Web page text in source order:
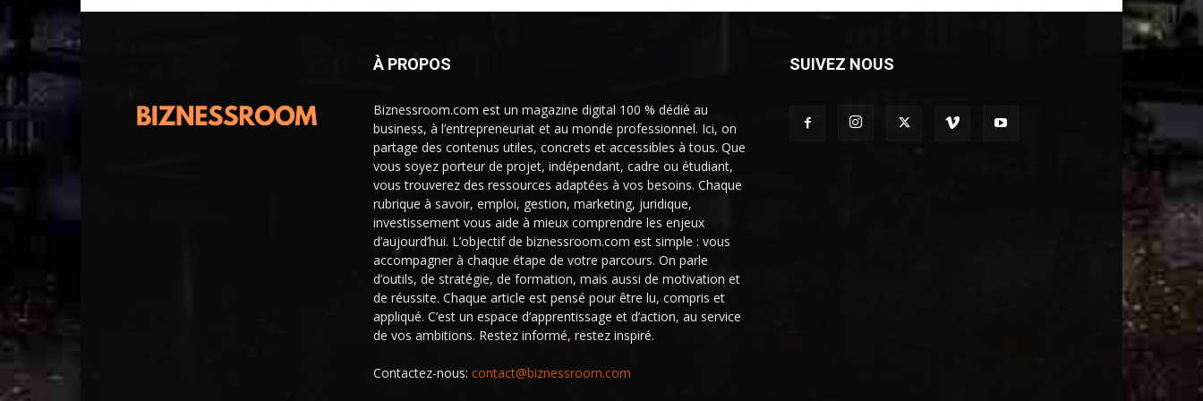
À PROPOS
Biznessroom.com est un magazine digital 100 % dédié au
business, à l’entrepreneuriat et au monde professionnel. Ici, on
partage des contenus utiles, concrets et accessibles à tous. Que
vous soyez porteur de projet, indépendant, cadre ou étudiant,
vous trouverez des ressources adaptées à vos besoins. Chaque
rubrique à savoir, emploi, gestion, marketing, juridique,
investissement vous aide à mieux comprendre les enjeux
d’aujourd’hui. L’objectif de biznessroom.com est simple : vous
accompagner à chaque étape de votre parcours. On parle
d’outils, de stratégie, de formation, mais aussi de motivation et
de réussite. Chaque article est pensé pour être lu, compris et
appliqué. C’est un espace d’apprentissage et d’action, au service
de vos ambitions. Restez informé, restez inspiré.
Contactez-nous: contact@biznessroom.com
SUIVEZ NOUS